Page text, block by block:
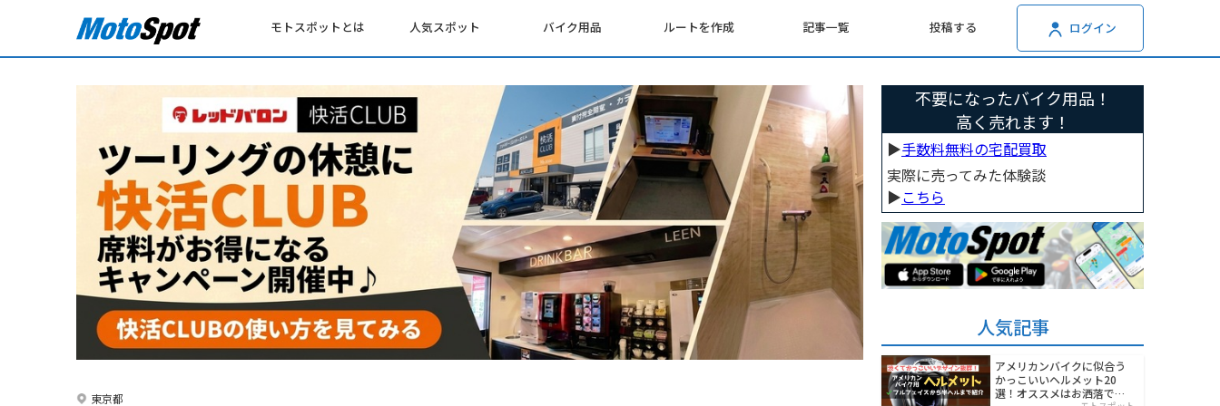
モトスポットとは 人気スポット バイク用品 ルートを作成 記事一覧 投稿する ログイン
東京都
不要になったバイク用品！
高く売れます！
▶︎手数料無料の宅配買取
実際に売ってみた体験談
▶︎こちら
人気記事
アメリカンバイクに似合う
かっこいいヘルメット20
選！オススメはお洒落でワ